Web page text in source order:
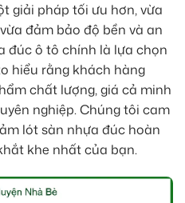
giải pháp tối ưu hơn, vừa
đảm bảo độ bền và an
đúc ô tô chính là lựa chọn
hiểu rằng khách hàng
chất lượng, giá cả minh
nghiệp. Chúng tôi cam
lót sàn nhựa đúc hoàn
khe nhất của bạn.